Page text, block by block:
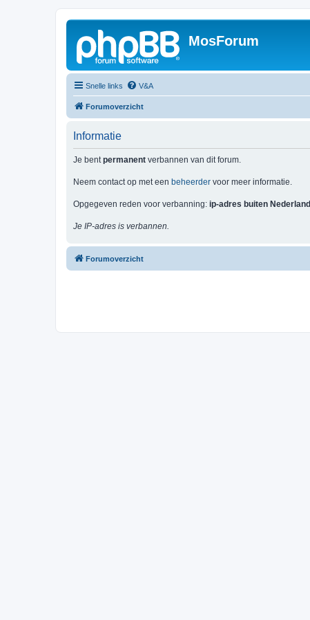
MosForum
Snelle links V&A
Forumoverzicht
Informatie
Je bentpermanent verbannen van dit forum.
Neem contact op met een beheerder voor meer informatie.
Opgegeven reden voor verbanning: ip-adres buiten Nederland
Je IP-adres is verbannen.
Forumoverzicht